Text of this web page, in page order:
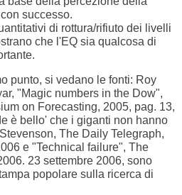
successo.
di rottura/rifiuto dei livelli
che l'EQ sia qualcosa di
punto, si vedano le fonti: Roy
"Magic numbers in the Dow",
on Forecasting, 2005, pag. 13,
è bello' che i giganti non hanno
The Daily Telegraph,
e "Technical failure", The
23 settembre 2006, sono
popolare sulla ricerca di